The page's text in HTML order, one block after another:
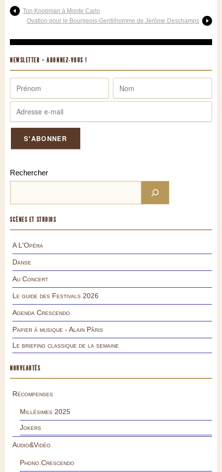
Ton Koopman à Monte Carlo
Ovation pour le Bourgeois-Gentilhomme de Jérôme Deschamps
NEWSLETTER – ABONNEZ-VOUS !
Rechercher
SCÈNES ET STUDIOS
A L'Opéra
Danse
Au Concert
Le guide des Festivals 2026
Agenda Crescendo
Papier à musique - Alain Pâris
Le briefing classique de la semaine
NOUVEAUTÉS
Récompenses
Millésimes 2025
Jokers
Audio&Vidéo
Phono.Crescendo